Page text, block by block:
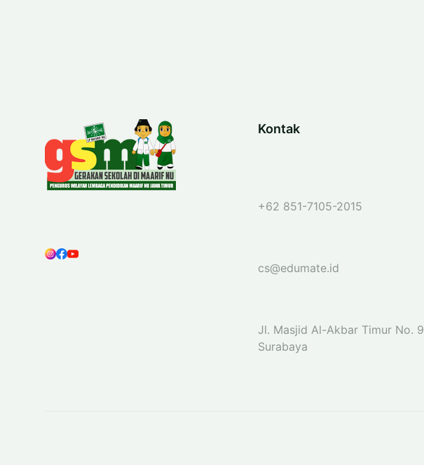
Kontak
+62 851-7105-2015
cs@edumate.id
Jl. Masjid Al-Akbar Timur No. 9
Surabaya